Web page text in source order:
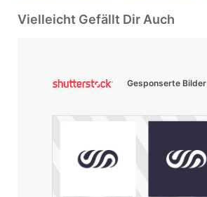
Vielleicht Gefällt Dir Auch
Gesponserte Bilder